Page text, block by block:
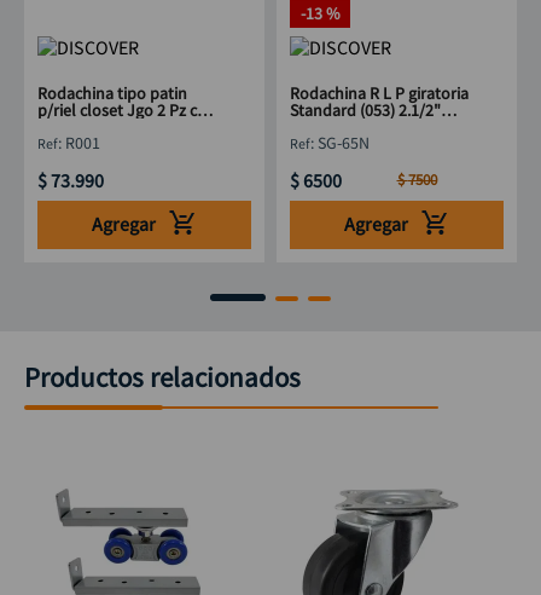
Rodachina tipo patin
p/riel closet Jgo 2 Pz con
: R001
$73.990
Agregar
-13 %
Rodachina R L P giratoria
Standard (053) 2.1/2"
: SG-65N
$6500 $7500
Agregar
Productos relacionados